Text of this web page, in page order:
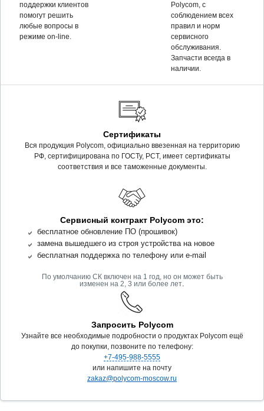
поддержки клиентов
помогут решить
любые вопросы в
режиме on-line.
Polycom, c
соблюдением всех
правил и норм
сервисного
обслуживания.
Запчасти всегда в
наличии.
Сертификаты
Вся продукция Polycom, официально ввезенная на территорию
РФ, сертифицирована по ГОСТу, РСТ, имеет сертификаты
соответствия и все таможенные документы.
Сервисный контракт Polycom это:
бесплатное обновление ПО (прошивок)
замена вышедшего из строя устройства на новое
бесплатная поддержка по телефону или e-mail
По умолчанию СК включен на 1 год, но он может быть
изменен на 2, 3 или более лет.
Запросить Polycom
Узнайте все необходимые подробности о продуктах Polycom ещё
до покупки, позвоните по телефону:
+7-495-988-5555
или напишите на почту
zakaz@polycom-moscow.ru